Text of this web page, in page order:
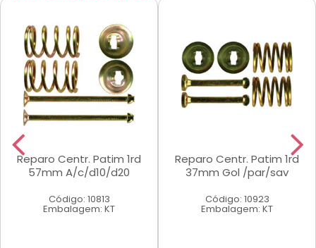
Reparo Centr. Patim 1rd
57mm A/c/d10/d20
Código: 10813
Embalagem: KT
Reparo Centr. Patim 1rd
37mm Gol /par/sav
Código: 10923
Embalagem: KT